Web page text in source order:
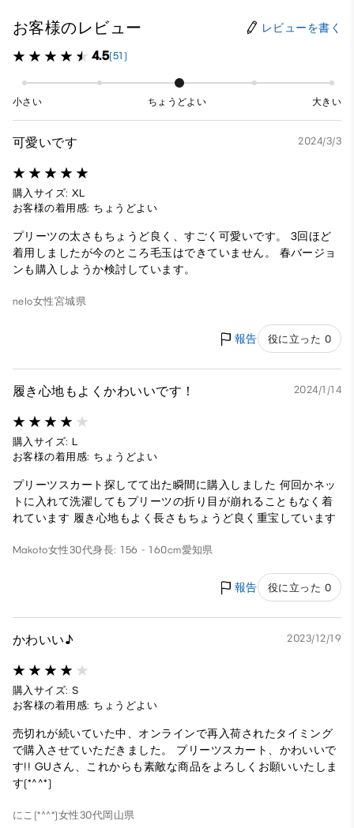
お客様のレビュー レビューを書く
4.5(51)
小さい ちょうどよい 大きい
可愛いです 2024/3/3
購入サイズ: XL
お客様の着用感: ちょうどよい
プリーツの太さもちょうど良く、すごく可愛いです。 3回ほど
着用しましたが今のところ毛玉はできていません。 春バージョ
ンも購入しようか検討しています。
nelo女性宮城県
報告 役に立った 0
履き心地もよくかわいいです！ 2024/1/14
購入サイズ: L
お客様の着用感: ちょうどよい
プリーツスカート探してて出た瞬間に購入しました 何回かネッ
トに入れて洗濯してもプリーツの折り目が崩れることもなく着
れています 履き心地もよく長さもちょうど良く重宝しています
Makoto女性30代身長: 156 - 160cm愛知県
報告 役に立った 0
かわいい♪ 2023/12/19
購入サイズ: S
お客様の着用感: ちょうどよい
売切れが続いていた中、オンラインで再入荷されたタイミング
で購入させていただきました。 プリーツスカート、かわいいで
す!! GUさん、これからも素敵な商品をよろしくお願いいたしま
す(*^^*)
にこ(*^^*)女性30代岡山県